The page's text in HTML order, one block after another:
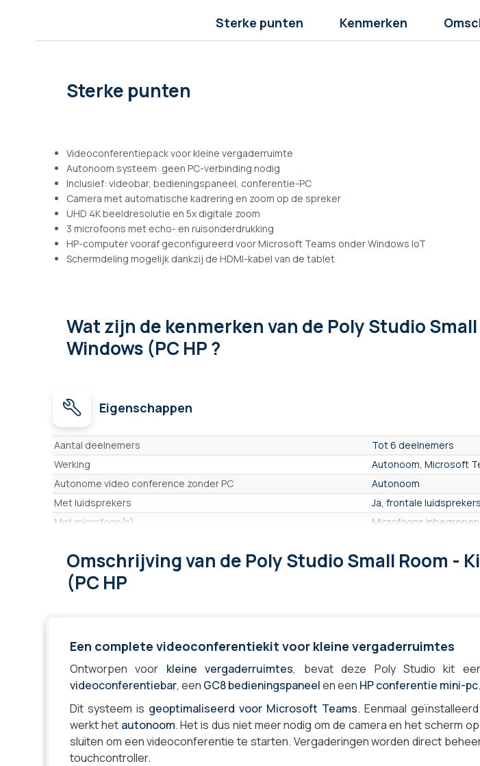
Sterke punten Kenmerken
Sterke punten
Videoconferentiepack voor kleine vergaderruimte
Autonoom systeem: geen PC-verbinding nodig
Inclusief: videobar, bedieningspaneel, conferentie-PC
Camera met automatische kadrering en zoom op de spreker
UHD 4K beeldresolutie en 5x digitale zoom
3 microfoons met echo- en ruisonderdrukking
HP-computer vooraf geconfigureerd voor Microsoft Teams onder Windows IoT
Schermdeling mogelijk dankzij de HDMI-kabel van de tablet
Wat zijn de kenmerkenvan de Poly Studio
Windows (PC HP ?
Eigenschappen
Eigenschappen
Aantal deelnemers
Tot 6 deelnemers
Werking
Autonoom, Microsoft
Autonome video conference zonder PC
Autonoom
Met luidsprekers
Ja, frontale
Met microfoon(s)
Microfoons inbegrepen
Microfoons met acoustic fence
Ja
Resolutie (video output)
Beweegbare camera (Pan Tilt Zoom)
Ja, ePTZ (digitaal)
Totale zoom (optisch + digitaal)
x5
Geen optische zoom
Digitale zoom/ePTZ
x5
Inlijsten deelnemers
Ja, auto (AutoFraming),
Automatische focus op de actieve spreker
Omschrijvingvan de Poly Studio Small Room -
(PC HP
Een complete videoconferentiekit voor kleine vergaderruimtes
Ontworpen voor kleine vergaderruimtes, bevat deze Poly Studio kit
videoconferentiebar, een GC8 bedieningspaneelen een HP conferentie mini-pc.
Dit systeem is geoptimaliseerd voor Microsoft Teams. Eenmaal
werkt het autonoom. Het is dus niet meer nodig om de camera en het scherm
sluiten om een videoconferentie te starten. Vergaderingen worden direct
touchcontroller.